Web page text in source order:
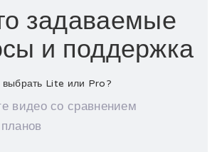
задаваемые
и поддержка
Lite или Pro?
видео со сравнением